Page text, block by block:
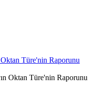
Türe'nin Raporunu